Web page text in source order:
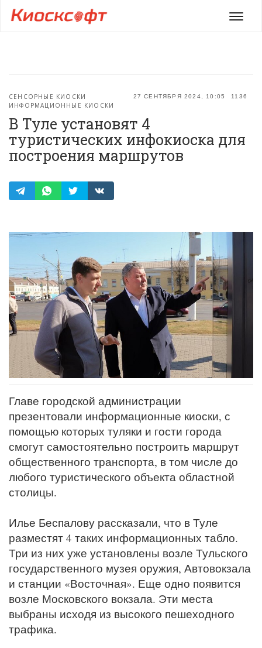
Меню
27 СЕНТЯБРЯ 2024, 10:05 1136
СЕНСОРНЫЕ КИОСКИ
ИНФОРМАЦИОННЫЕ КИОСКИ
В Туле установят 4
туристических инфокиоска для
построения маршрутов
Главе городской администрации
презентовали информационные киоски, с
помощью которых туляки и гости города
смогут самостоятельно построить маршрут
общественного транспорта, в том числе до
любого туристического объекта областной
столицы.
Илье Беспалову рассказали, что в Туле
разместят 4 таких информационных табло.
Три из них уже установлены возле Тульского
государственного музея оружия, Автовокзала
и станции «Восточная». Еще одно появится
возле Московского вокзала. Эти места
выбраны исходя из высокого пешеходного
трафика.